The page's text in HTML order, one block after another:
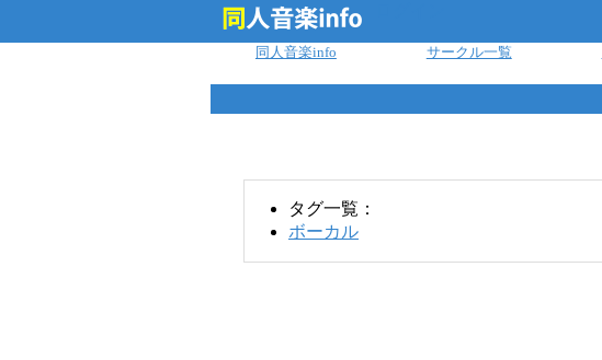
同人音楽info サークル一覧
タグ一覧：
ボーカル